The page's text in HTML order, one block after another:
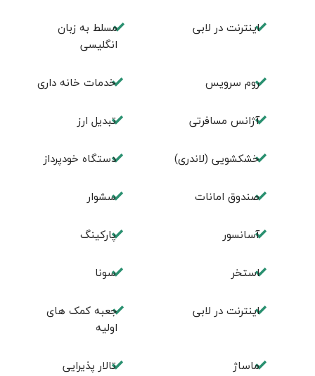
اينترنت در لابی
مسلط به زبان
انگليسی
روم سرويس خدمات خانه داری
آژانس مسافرتی تبديل ارز
خشکشویی (لاندری) دستگاه خودپرداز
صندوق امانات سشوار
آسانسور پارکینگ
استخر سونا
اینترنت در لابی
جعبه کمک های
اولیه
ماساژ تالار پذیرایی